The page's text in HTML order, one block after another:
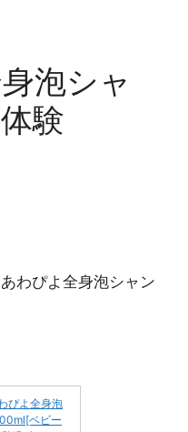
泡シャ
験
わぴよ全身泡シャン
ぴよ全身泡
ベビー